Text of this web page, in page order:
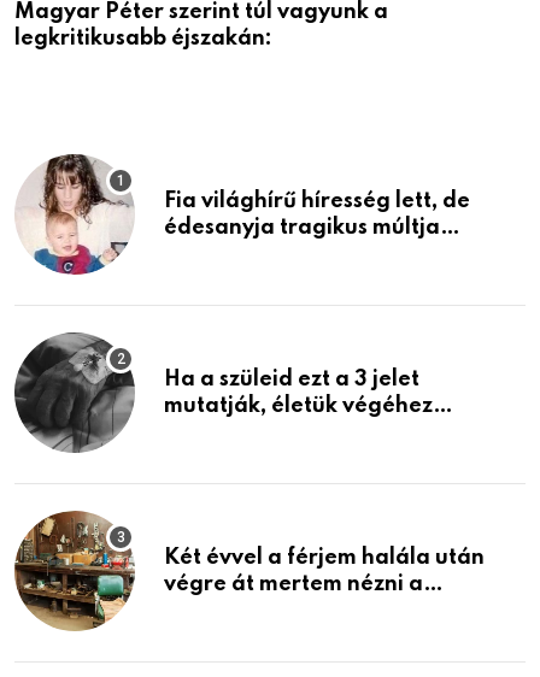
Magyar Péter szerint túl vagyunk a
legkritikusabb éjszakán:
Fia világhírű híresség lett, de
édesanyja tragikus múltja
Ha a szüleid ezt a 3 jelet
mutatják, életük végéhez
Két évvel a férjem halála után
végre át mertem nézni a
életemet